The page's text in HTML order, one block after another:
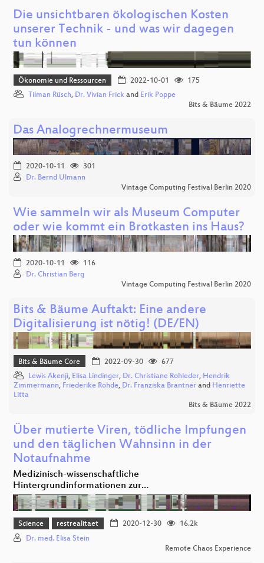
Die unsichtbaren ökologischen Kosten
unserer Technik - und was wir dagegen
tun können
Ökonomie und Ressourcen 2022-10-01
175
Tilman Rüsch, Dr. Vivian Frick and Erik Poppe
Bits & Bäume 2022
Das Analogrechnermuseum
2020-10-11
301
Dr. Bernd Ulmann
Vintage Computing Festival Berlin 2020
Wie sammeln wir als Museum Computer
oder wie kommt ein Brotkasten ins Haus?
2020-10-11
116
Dr. Christian Berg
Vintage Computing Festival Berlin 2020
Bits & Bäume Auftakt: Eine andere
Digitalisierung ist nötig! (DE/EN)
Bits & Bäume Core 2022-09-30
677
Lewis Akenji, Elisa Lindinger, Dr. Christiane Rohleder, Hendrik
Zimmermann, Friederike Rohde, Dr. Franziska Brantner and Henriette
Litta
Bits & Bäume 2022
Über mutierte Viren, tödliche Impfungen
und den täglichen Wahnsinn in der
Notaufnahme
Medizinisch-wissenschaftliche
Hintergrundinformationen zur…
Science restrealitaet 2020-12-30
16.2k
Dr. med. Elisa Stein
Remote Chaos Experience